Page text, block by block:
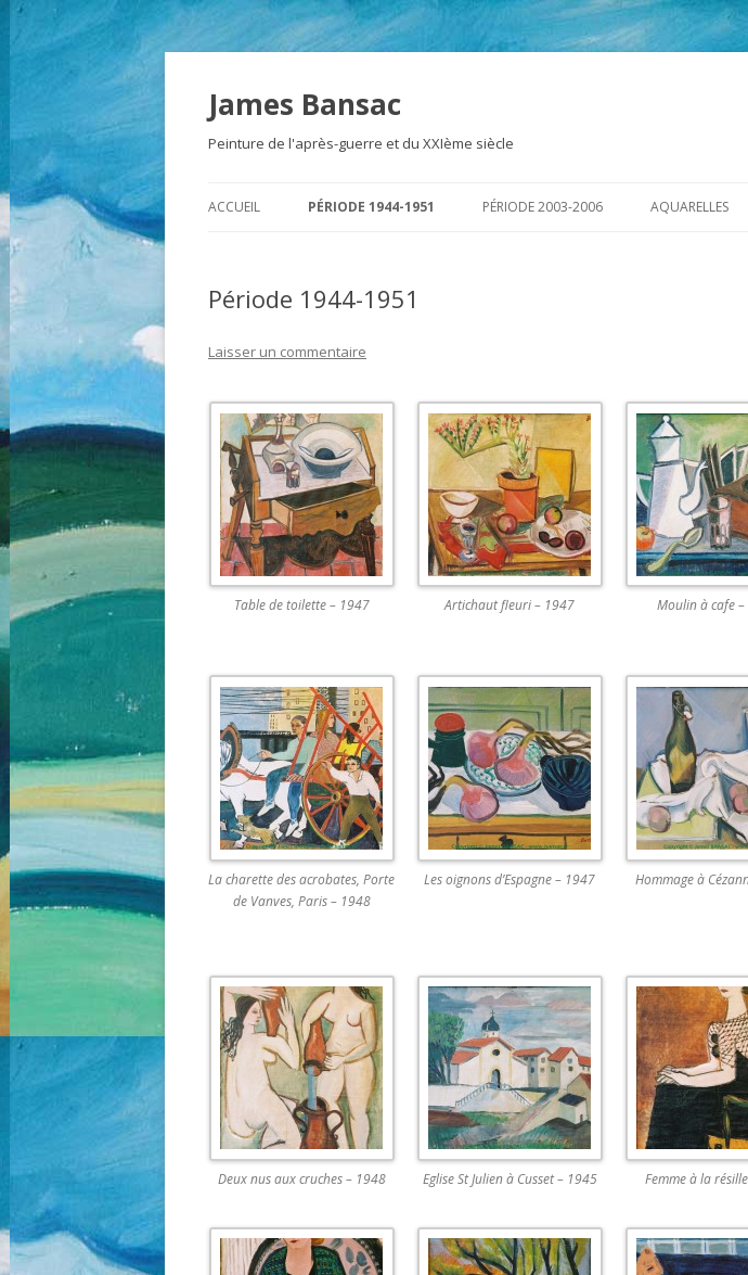
James Bansac
Peinture de l'après-guerre et du XXIème siècle
ACCUEIL PÉRIODE 1944-1951 PÉRIODE 2003-2006 AQUARELLES
Période 1944-1951
Laisser un commentaire
Table de toilette – 1947 Artichaut fleuri – 1947 Moulin à cafe
La charette des acrobates, Porte
de Vanves, Paris – 1948
Les oignons d’Espagne – 1947 Hommage à
Deux nus aux cruches – 1948 Eglise St Julien à Cusset – 1945 Femme à la